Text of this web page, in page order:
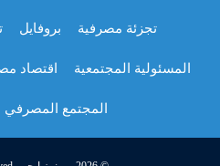
تجزئة مصرفية بروفايل
المسئولية المجتمعية اقتصاد
المجتمع المصرفي